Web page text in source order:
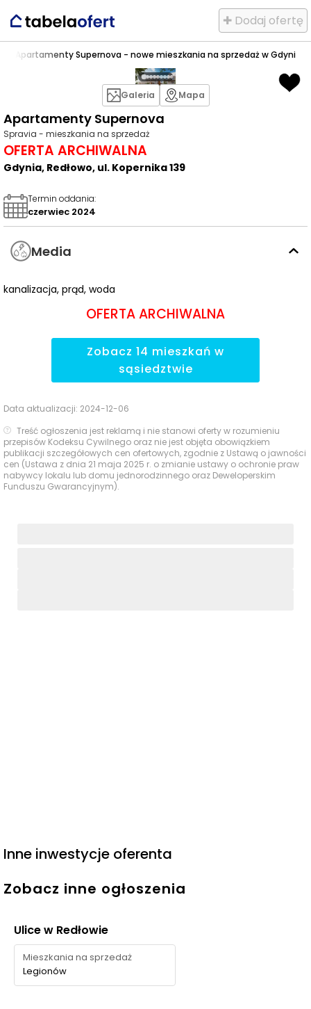
✚ Dodaj ofertę
Apartamenty Supernova - nowe mieszkania na sprzedaż w Gdyni
Apartamenty Supernova
Spravia - mieszkania na sprzedaż
OFERTA ARCHIWALNA
Gdynia, Redłowo, ul. Kopernika 139
Galeria Mapa
Termin oddania:
czerwiec 2024
Media
kanalizacja, prąd, woda
OFERTA ARCHIWALNA
Zobacz 14 mieszkań w
sąsiedztwie
Data aktualizacji: 2024-12-06
Treść ogłoszenia jest reklamą i nie stanowi oferty w rozumieniu
przepisów Kodeksu Cywilnego oraz nie jest objęta obowiązkiem
publikacji szczegółowych cen ofertowych, zgodnie z Ustawą o jawności
cen (Ustawa z dnia 21 maja 2025 r. o zmianie ustawy o ochronie praw
nabywcy lokalu lub domu jednorodzinnego oraz Deweloperskim
Funduszu Gwarancyjnym).
Inne inwestycje oferenta
Zobacz inne ogłoszenia
Ulice w Redłowie
Mieszkania na sprzedaż
Legionów